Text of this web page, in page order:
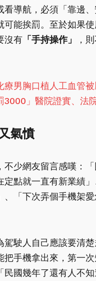
看導航，必須「靠邊
可能挨罰。至於如果
沒有 「手持操作」
，
療男胸口植人工血管
3000」醫院證實、法
氣憤
不少網友留言感嘆：
定點就一直有新業績
、「下次弄個手機架
駕駛人自己應該要清
把手機拿出來，第一
民國幾年了還有人不